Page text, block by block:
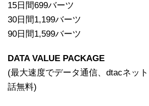
15日間699バーツ
30日間1,199バーツ
90日間1,599バーツ
DATA VALUE PACKAGE
(最大速度でデータ通信、dtacネッ
話無料)